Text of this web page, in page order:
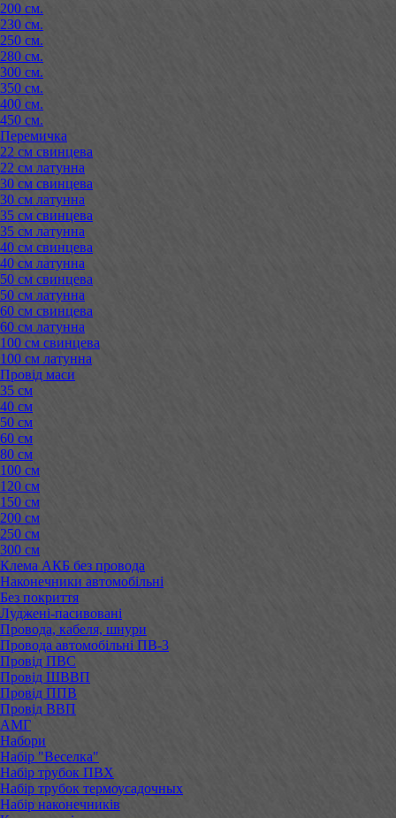
200 см.
230 см.
250 см.
280 см.
300 см.
350 см.
400 см.
450 см.
Перемичка
22 см свинцева
22 см латунна
30 см свинцева
30 см латунна
35 см свинцева
35 см латунна
40 см свинцева
40 см латунна
50 см свинцева
50 см латунна
60 см свинцева
60 см латунна
100 см свинцева
100 см латунна
Провід маси
35 см
40 см
50 см
60 см
80 см
100 см
120 см
150 см
200 см
250 см
300 см
Клема АКБ без провода
Наконечники автомобільні
Без покриття
Луджені-пасивовані
Провода, кабеля, шнури
Провода автомобільні ПВ-3
Провід ПВС
Провід ШВВП
Провід ППВ
Провід ВВП
АМГ
Набори
Набір "Веселка"
Набір трубок ПВХ
Набір трубок термоусадочных
Набір наконечників